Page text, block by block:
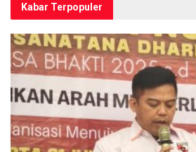
Kabar Terpopuler